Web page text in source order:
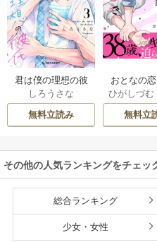
君は僕の理想の彼
氏
しろうさな
無料立読み
おとなの
用なの
ひがしづむ
ティル
無料立
その他の人気ランキングをチェッ
総合ランキング
少女・女性